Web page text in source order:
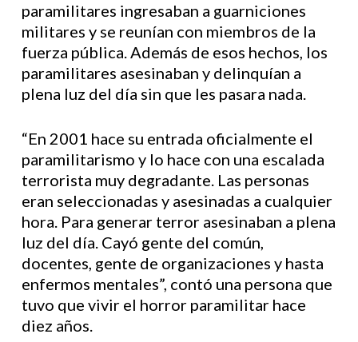
paramilitares ingresaban a guarniciones
militares y se reunían con miembros de la
fuerza pública. Además de esos hechos, los
paramilitares asesinaban y delinquían a
plena luz del día sin que les pasara nada.
“En 2001 hace su entrada oficialmente el
paramilitarismo y lo hace con una escalada
terrorista muy degradante. Las personas
eran seleccionadas y asesinadas a cualquier
hora. Para generar terror asesinaban a plena
luz del día. Cayó gente del común,
docentes, gente de organizaciones y hasta
enfermos mentales”, contó una persona que
tuvo que vivir el horror paramilitar hace
diez años.